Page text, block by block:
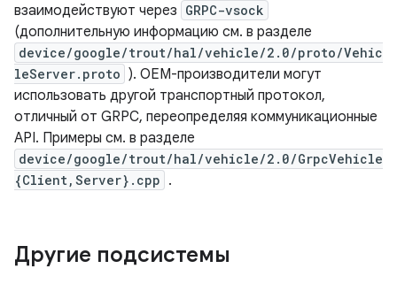
взаимодействуют через GRPC-vsock
(дополнительную информацию см. в разделе
device/google/trout/hal/vehicle/2.0/proto/Vehic
leServer.proto ). OEM-производители могут
использовать другой транспортный протокол,
отличный от GRPC, переопределяя коммуникационные
API. Примеры см. в разделе
device/google/trout/hal/vehicle/2.0/GrpcVehicle
{Client,Server}.cpp .
Другие подсистемы